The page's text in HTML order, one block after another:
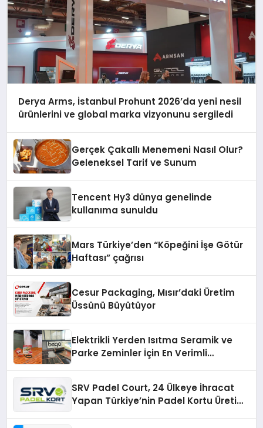
Derya Arms, İstanbul Prohunt 2026’da yeni nesil
ürünlerini ve global marka vizyonunu sergiledi
Gerçek Çakallı Menemeni Nasıl Olur?
Geleneksel Tarif ve Sunum
Tencent Hy3 dünya genelinde
kullanıma sunuldu
Mars Türkiye’den “Köpeğini İşe Götür
Haftası” çağrısı
Cesur Packaging, Mısır’daki Üretim
Üssünü Büyütüyor
Elektrikli Yerden Isıtma Seramik ve
Parke Zeminler İçin En Verimli
SRV Padel Court, 24 Ülkeye İhracat
Yapan Türkiye’nin Padel Kortu Üretim